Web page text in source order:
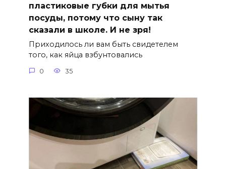
пластиковые губки для мытья
посуды, потому что сыну так
сказали в школе. И не зря!
Приходилось ли вам быть свидетелем
того, как яйца взбунтовались
0 35